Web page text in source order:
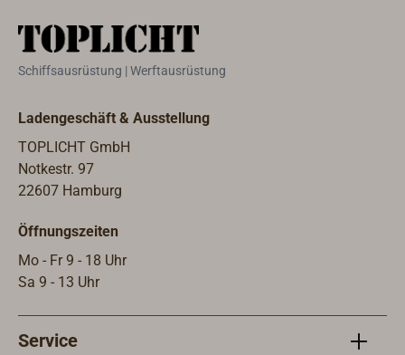
Schiffsausrüstung | Werftausrüstung
Ladengeschäft & Ausstellung
TOPLICHT GmbH
Notkestr. 97
22607 Hamburg
Öffnungszeiten
Mo - Fr 9 - 18 Uhr
Sa 9 - 13 Uhr
Service